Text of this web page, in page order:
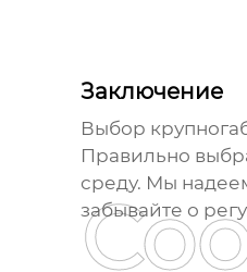
Заключение
Выбор
Правильно
среду. Мы
забывайте о